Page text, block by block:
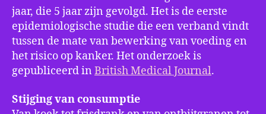
jaar, die 5 jaar zijn gevolgd. Het is de eerste
epidemiologische studie die een verband vindt
tussen de mate van bewerking van voeding en
het risico op kanker. Het onderzoek is
gepubliceerd in British Medical Journal.
Stijging van consumptie